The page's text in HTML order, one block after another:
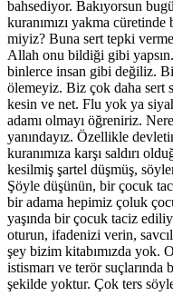
bahsediyor. Bakıyorsun
kuranımızı yakma
miyiz? Buna sert tepki
Allah onu bildiği gibi
binlerce insan gibi değiliz.
ölemeyiz. Biz çok daha
kesin ve net. Flu yok ya
adamı olmayı öğreniriz.
yanındayız. Özellikle
kuranımıza karşı saldırı
kesilmiş şartel düşmüş,
Şöyle düşünün, bir çocuk
bir adama hepimiz çoluk
yaşında bir çocuk taciz
oturun, ifadenizi verin,
şey bizim kitabımızda yok.
istismarı ve terör
şekilde yoktur. Çok ters